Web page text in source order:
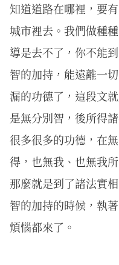
知道道路在哪裡，要
城市裡去。我們做種
導是去不了，你不能
智的加持，能遠離一
漏的功德了，這段文
是無分別智，後所得
很多很多的功德，在
得，也無我、也無我
那麼就是到了諸法實
智的加持的時候，執
煩惱都來了。